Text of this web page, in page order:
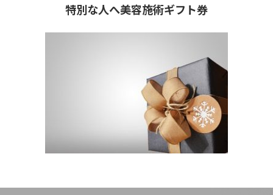
特別な人へ美容施術ギフト券